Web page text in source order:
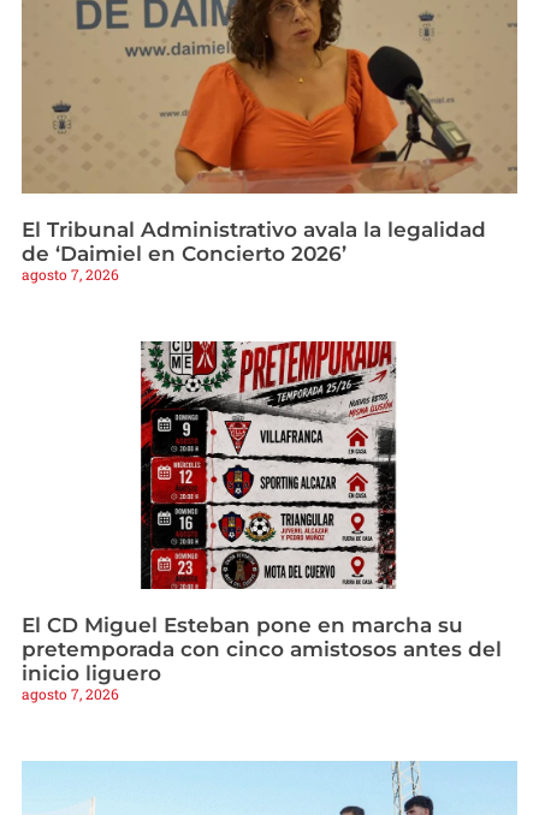
El Tribunal Administrativo avala la legalidad
de ‘Daimiel en Concierto 2026’
agosto 7, 2026
El CD Miguel Esteban pone en marcha su
pretemporada con cinco amistosos antes del
inicio liguero
agosto 7, 2026